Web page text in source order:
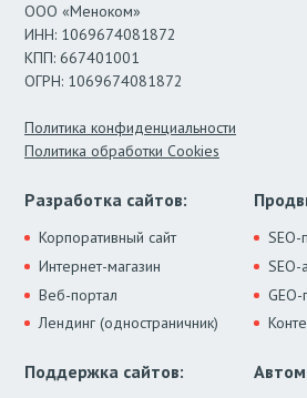
ООО «Меноком»
ИНН: 1069674081872
КПП: 667401001
ОГРН: 1069674081872
Политика конфиденциальности
Политика обработки Cookies
Разработка сайтов:
Корпоративный сайт
Интернет-магазин
Веб-портал
Лендинг (одностраничник)
SEO-
Поддержка сайтов: